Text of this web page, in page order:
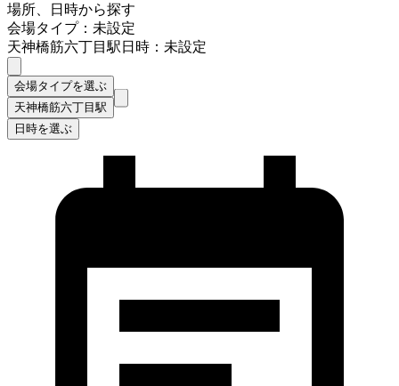
場所、日時から探す
会場タイプ：未設定
天神橋筋六丁目駅日時：未設定
会場タイプを選ぶ
天神橋筋六丁目駅
日時を選ぶ